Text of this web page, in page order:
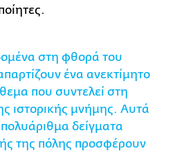
στη φθορά του
ένα ανεκτίμητο
που συντελεί στη
ιστορικής μνήμης. Αυτά
δείγματα
της πόλης προσφέρουν